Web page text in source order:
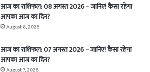
आज का राशिफल: 08 अगस्त 2026 – जानिए! कैसा रहेगा
आपका आज का दिन?
August 8, 2026
आज का राशिफल: 07 अगस्त 2026 – जानिए! कैसा रहेगा
आपका आज का दिन?
August 7, 2026